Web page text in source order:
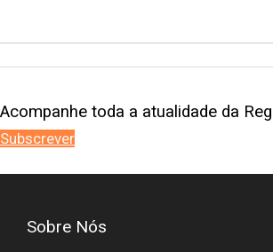
Acompanhe toda a atualidade da
Subscrever
Sobre Nós